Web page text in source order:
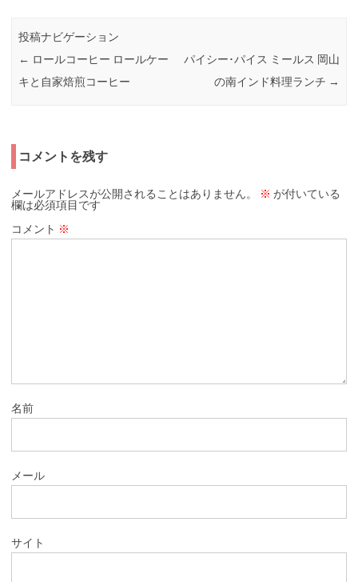
投稿ナビゲーション
← ロールコーヒー ロールケー
キと自家焙煎コーヒー
パイシー･パイス ミールス 岡山
の南インド料理ランチ →
コメントを残す
メールアドレスが公開されることはありません。 ※ が付いている
欄は必須項目です
コメント ※
名前
メール
サイト